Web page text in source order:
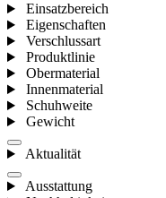
Einsatzbereich
Eigenschaften
Verschlussart
Produktlinie
Obermaterial
Innenmaterial
Schuhweite
Gewicht
Aktualität
Ausstattung